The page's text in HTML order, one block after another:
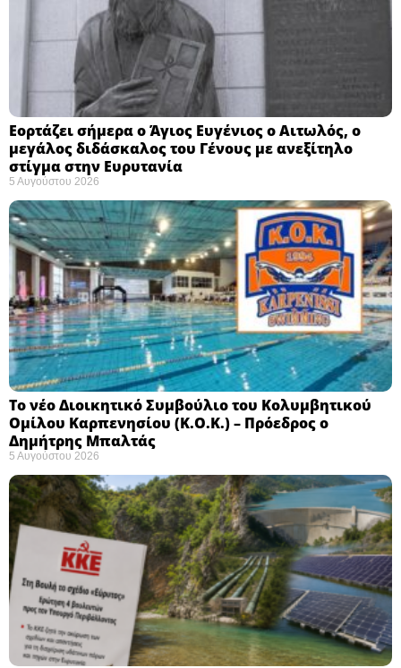
Εορτάζει σήμερα ο Άγιος Ευγένιος ο Αιτωλός, ο
μεγάλος διδάσκαλος του Γένους με ανεξίτηλο
στίγμα στην Ευρυτανία
5 Αυγούστου 2026
Το νέο Διοικητικό Συμβούλιο του Κολυμβητικού
Ομίλου Καρπενησίου (Κ.Ο.Κ.) – Πρόεδρος ο
Δημήτρης Μπαλτάς
5 Αυγούστου 2026